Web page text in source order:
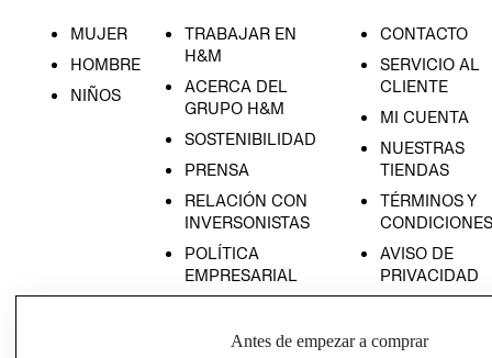
MUJER
HOMBRE
NIÑOS
TRABAJAR EN
H&M
ACERCA DEL
GRUPO H&M
SOSTENIBILIDAD
PRENSA
RELACIÓN CON
INVERSONISTAS
POLÍTICA
EMPRESARIAL
CONTACTO
SERVICIO AL
CLIENTE
MI CUENTA
NUESTRAS
TIENDAS
TÉRMINOS Y
CONDICIONES
AVISO DE
PRIVACIDAD
AVISO DE
Antes de empezar a comprar